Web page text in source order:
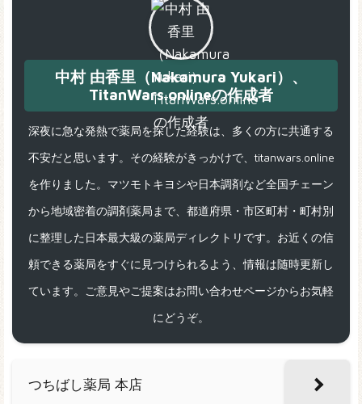
中村 由香里（Nakamura Yukari）、
TitanWars.onlineの作成者
深夜に急な発熱で薬局を探した経験は、多くの方に共通する
不安だと思います。その経験がきっかけで、titanwars.online
を作りました。マツモトキヨシや日本調剤など全国チェーン
から地域密着の調剤薬局まで、都道府県・市区町村・町村別
に整理した日本最大級の薬局ディレクトリです。お近くの信
頼できる薬局をすぐに見つけられるよう、情報は随時更新し
ています。ご意見やご提案はお問い合わせページからお気軽
にどうぞ。
つちばし薬局 本店